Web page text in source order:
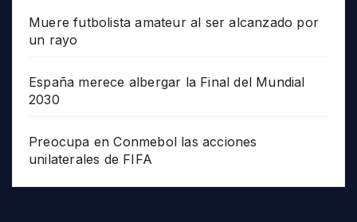
Muere futbolista amateur al ser alcanzado por
un rayo
España merece albergar la Final del Mundial
2030
Preocupa en Conmebol las acciones
unilaterales de FIFA